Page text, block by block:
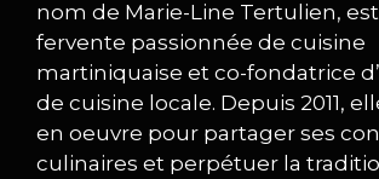
nom de Marie-Line Tertulien,
fervente passionnée de cuisine
martiniquaise et co-fondatrice
de cuisine locale. Depuis 2011,
en oeuvre pour partager ses
culinaires et perpétuer la